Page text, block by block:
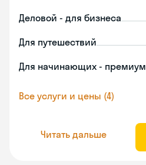
Деловой - для бизнеса
Для путешествий
Для начинающих - премиум
Все услуги и цены (4)
Читать дальше